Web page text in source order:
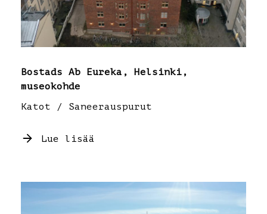
Bostads Ab Eureka, Helsinki,
museokohde
Katot / Saneerauspurut
Lue lisää